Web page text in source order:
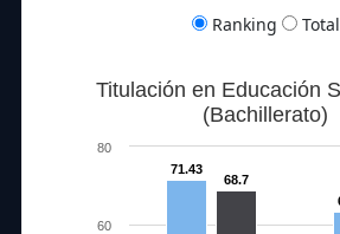
Ranking Total
Titulación en Educación
(Bachillerato)
71.43
68.7
60
80